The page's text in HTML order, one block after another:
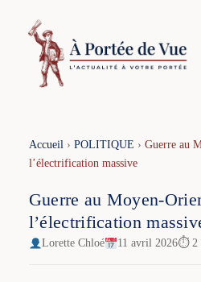
contenu
Accueil› POLITIQUE › Guerre au
l’électrification massive
Guerre au Moyen-
l’électrification
Lorette Chloé 11 avril 2026⏱ 2